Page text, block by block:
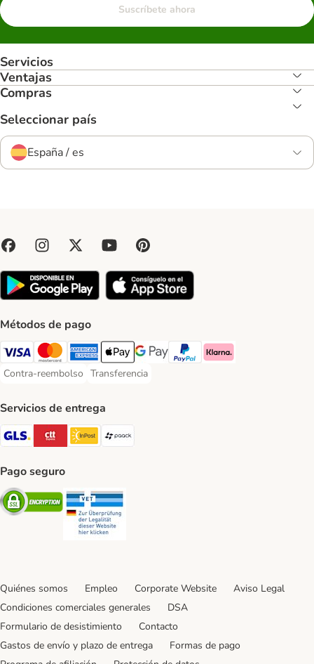
Suscríbete ahora
Servicios
Ventajas
Compras
Seleccionar país
España / es
Métodos de pago
Visa Payment Method
Mastercard Payment Method
American Express Payment Method
Apple Pay Payment Method
Google Pay Payment Method
PayPal Payment Method
Klarna Payment Method
Contra-reembolso
Contra-reembolso Payment Method
Transferencia
Transferencia Payment Method
Servicios de entrega
GLS Shipping Method
CTTExpress Shipping Method
InPost Shipping Method
paack Shipping Method
Pago seguro
Security
Quiénes somos Empleo Corporate Website
Aviso Legal
Condiciones comerciales generales
DSA
Formulario de desistimiento
Contacto
Gastos de envío y plazo de entrega
Formas de pago